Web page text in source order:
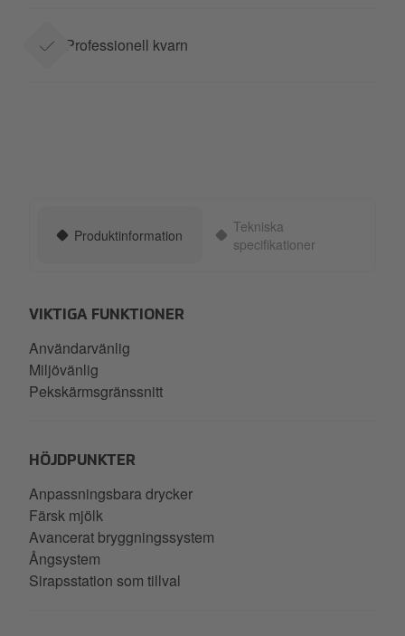
Professionell kvarn
Produktinformation
Tekniska
specifikationer
VIKTIGA FUNKTIONER
Användarvänlig
Miljövänlig
Pekskärmsgränssnitt
HÖJDPUNKTER
Anpassningsbara drycker
Färsk mjölk
Avancerat bryggningssystem
Ångsystem
Sirapsstation som tillval